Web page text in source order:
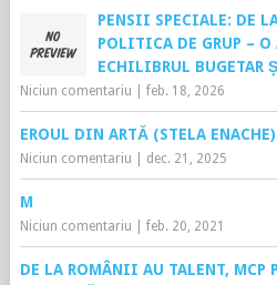
PENSII SPECIALE: DE
POLITICA DE GRUP – O
ECHILIBRUL BUGETAR
Niciun comentariu feb. 18, 2026
EROUL DIN ARTĂ (STELA ENACHE)
Niciun comentariu dec. 21, 2025
M
Niciun comentariu feb. 20, 2021
DE LA ROMÂNII AU TALENT, MCP